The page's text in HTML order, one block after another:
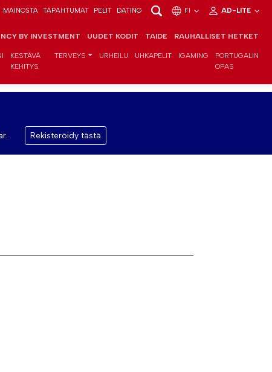
MAINOSTA TAPAHTUMAT PELIT DATING FI AD-LITE
BY INVESTMENT UUDET KODIT TAIDE RAUHALLISET HETKET
KESTÄVÄ
KEHITYS
TERVEYS URHEILU UHKAPELIT IGAMING
PORTUGALIN
OPAS
Rekisteröidy tästä